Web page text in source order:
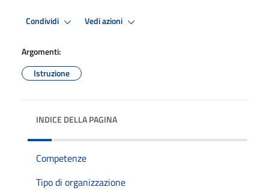
Condividi Vedi azioni
Argomenti:
Istruzione
INDICE DELLA PAGINA
Competenze
Tipo di organizzazione